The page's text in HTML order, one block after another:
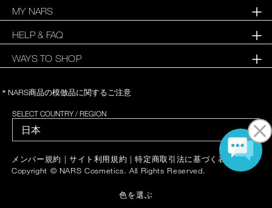
色を選ぶ
MY NARS
HELP & FAQ
WAYS TO SHOP
＊NARS商品の模倣品に関するご注意
SELECT COUNTRY / REGION
メンバー規約 | サイト利用規約 |特定商取引法に基づく表記|
Copyright © NARS Cosmetics. All Rights Reserved.